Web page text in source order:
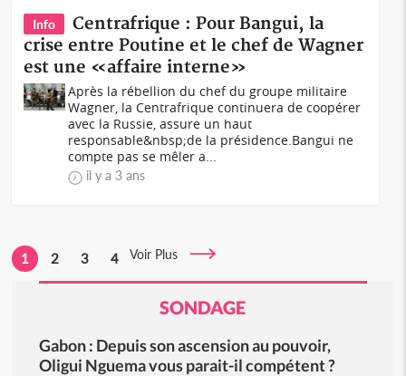
Info
Centrafrique : Pour Bangui, la
crise entre Poutine et le chef de Wagner
est une «affaire interne»
Après la rébellion du chef du groupe militaire
Wagner, la Centrafrique continuera de coopérer
avec la Russie, assure un haut
responsable&nbsp;de la présidence.Bangui ne
compte pas se mêler a...
il y a 3 ans
1 2 3 4 Voir Plus
SONDAGE
Gabon : Depuis son ascension au pouvoir,
Oligui Nguema vous parait-il compétent ?